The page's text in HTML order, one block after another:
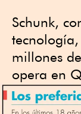
Schunk,
millones
opera en